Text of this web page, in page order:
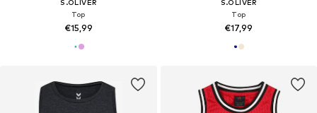
S.OLIVER
Top
€15,99
S.OLIVER
Top
€17,99